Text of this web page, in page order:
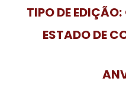
TIPO DE EDIÇÃO:
ESTADO DE